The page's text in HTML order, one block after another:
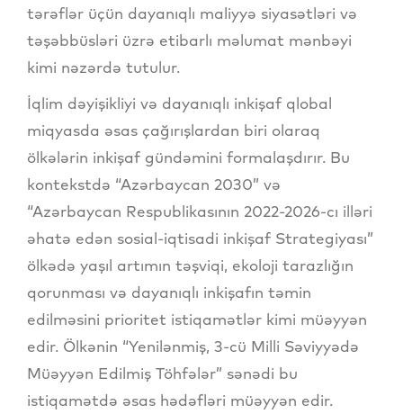
tərəflər üçün dayanıqlı maliyyə siyasətləri və
təşəbbüsləri üzrə etibarlı məlumat mənbəyi
kimi nəzərdə tutulur.
İqlim dəyişikliyi və dayanıqlı inkişaf qlobal
miqyasda əsas çağırışlardan biri olaraq
ölkələrin inkişaf gündəmini formalaşdırır. Bu
kontekstdə “Azərbaycan 2030” və
“Azərbaycan Respublikasının 2022-2026-cı illəri
əhatə edən sosial-iqtisadi inkişaf Strategiyası”
ölkədə yaşıl artımın təşviqi, ekoloji tarazlığın
qorunması və dayanıqlı inkişafın təmin
edilməsini prioritet istiqamətlər kimi müəyyən
edir. Ölkənin “Yenilənmiş, 3-cü Milli Səviyyədə
Müəyyən Edilmiş Töhfələr” sənədi bu
istiqamətdə əsas hədəfləri müəyyən edir.